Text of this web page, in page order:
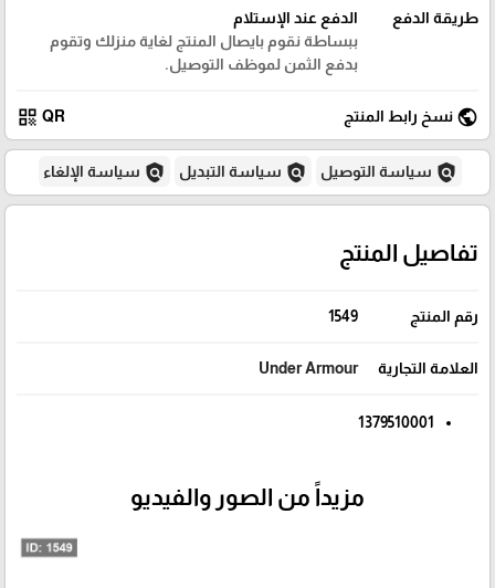
طريقة الدفع
الدفع عند الإستلام
ببساطة نقوم بايصال المنتج لغاية منزلك وتقوم
بدفع الثمن لموظف التوصيل.
public نسخ رابط المنتج QR
qr_code
policy سياسة التوصيل policy سياسة التبديل policy سياسة الإلغاء
تفاصيل المنتج
رقم المنتج 1549
العلامة التجارية Under Armour
1379510001
مزيداً من الصور والفيديو